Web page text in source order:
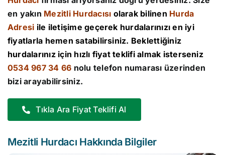
en yakın Mezitli Hurdacısı olarak bilinen Hurda
Adresi ile iletişime geçerek hurdalarınızı en iyi
fiyatlarla hemen satabilirsiniz. Beklettiğiniz
hurdalarınız için hızlı fiyat teklifi almak isterseniz
0534 967 34 66 nolu telefon numarası üzerinden
bizi arayabilirsiniz.
Tıkla Ara Fiyat Teklifi Al
Mezitli Hurdacı Hakkında Bilgiler